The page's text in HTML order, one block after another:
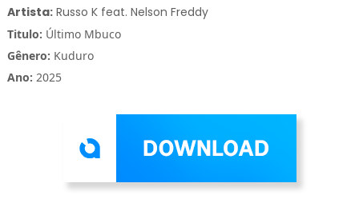
Artista:Russo K feat. Nelson Freddy
Titulo: Último Mbuco
Gênero: Kuduro
Ano: 2025